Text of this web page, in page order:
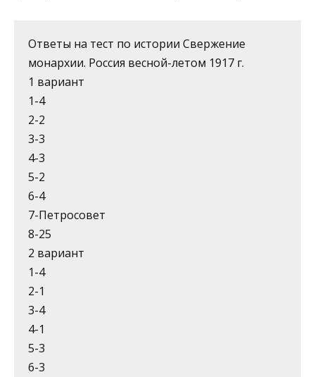
Ответы на тест по истории Свержение
монархии. Россия весной-летом 1917 г.
1 вариант
1-4
2-2
3-3
4-3
5-2
6-4
7-Петросовет
8-25
2 вариант
1-4
2-1
3-4
4-1
5-3
6-3